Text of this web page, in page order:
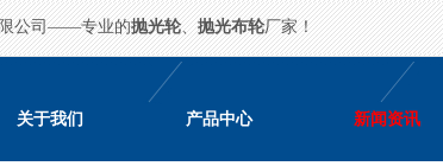
公司——专业的抛光轮、抛光布轮厂家！
关于我们 产品中心 新闻资讯